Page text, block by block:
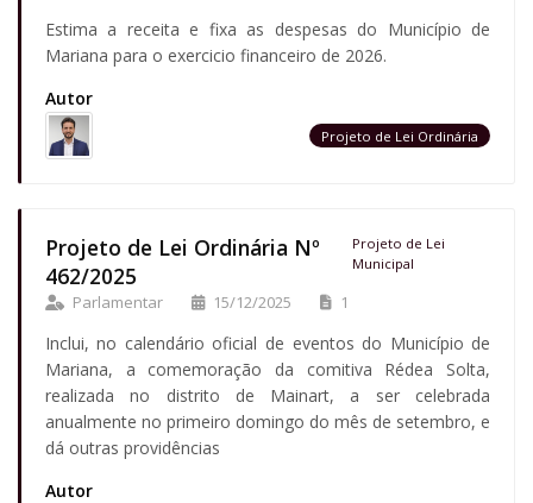
Estima a receita e fixa as despesas do Município de
Mariana para o exercicio financeiro de 2026.
Autor
Projeto de Lei Ordinária
Projeto de Lei Ordinária Nº
462/2025
Projeto de Lei
Municipal
Parlamentar 15/12/2025 1
Inclui, no calendário oficial de eventos do Município de
Mariana, a comemoração da comitiva Rédea Solta,
realizada no distrito de Mainart, a ser celebrada
anualmente no primeiro domingo do mês de setembro, e
dá outras providências
Autor